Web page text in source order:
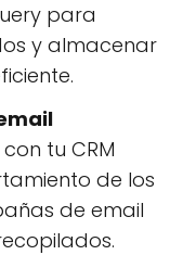
para
y almacenar
tu CRM
de los
de email